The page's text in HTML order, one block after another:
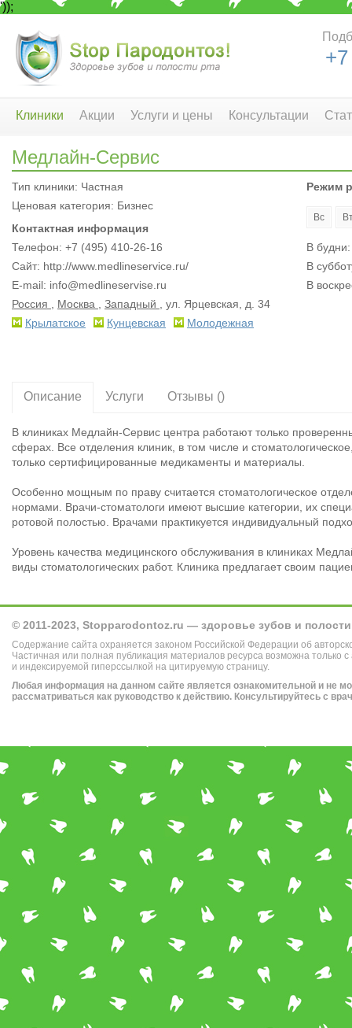
'));
Клиники Акции Услуги и цены Консультации
Медлайн-Сервис
Тип клиники: Частная
Ценовая категория: Бизнес
Контактная информация
Телефон: +7 (495) 410-26-16
Сайт: http://www.medlineservice.ru/
E-mail: info@medlineservise.ru
Россия
Москва Западный
, ул. Ярцевская, д. 34
Крылатское
Кунцевская Молодежная
Режим
Вс
В
В
В
Описание Услуги Отзывы ()
В клиниках Медлайн-Сервис центра работают только
сферах. Все отделения клиник, в том числе и
только сертифицированные медикаменты и материалы.
Особенно мощным по праву считается стоматологическое
нормами. Врачи-стоматологи имеют высшие категории, их
ротовой полостью. Врачами практикуется индивидуальный
Уровень качества медицинского обслуживания в клиниках
виды стоматологических работ. Клиника предлагает своим
© 2011-2023, Stopparodontoz.ru — здоровье зубов и
Содержание сайта охраняется законом Российской Федерации об
Частичная или полная публикация материалов ресурса возможна только с
и индексируемой гиперссылкой на цитируемую страницу.
Любая информация на данном сайте является ознакомительной и не
рассматриваться как руководство к действию. Консультируйтесь с